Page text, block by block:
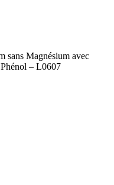
sans Magnésium avec
– L0607